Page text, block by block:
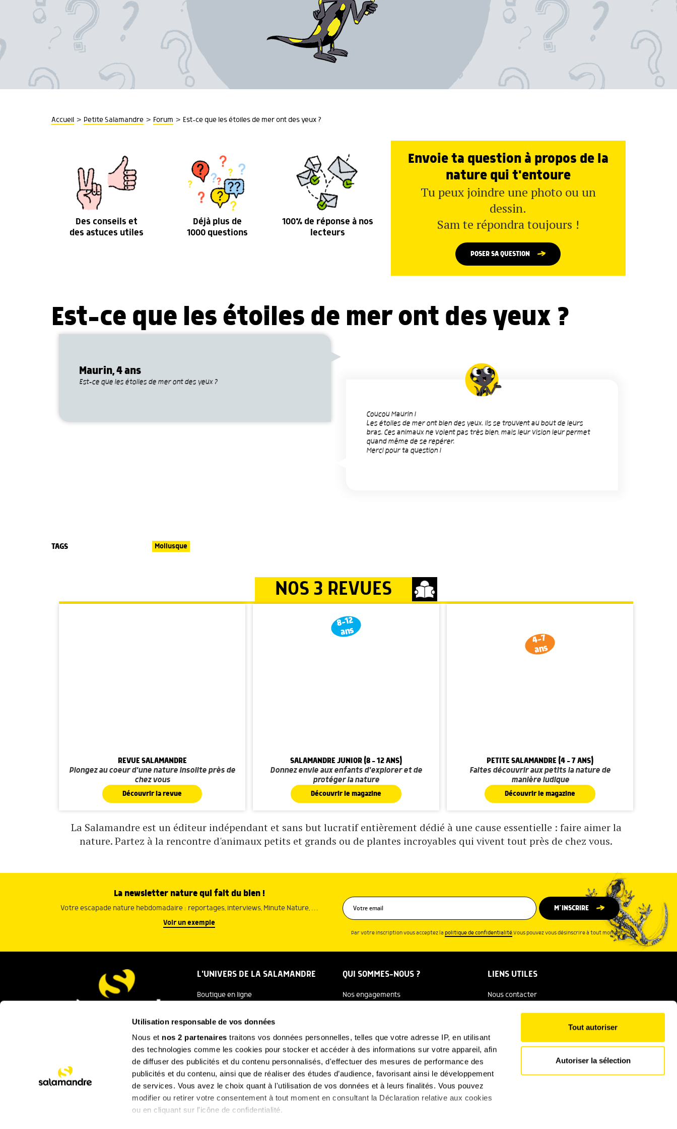
Utilisation responsable de vos données
Nous et nos 2 partenaires traitons vos données personnelles, telles que votre adresse IP, en utilisant
des technologies comme les cookies pour stocker et accéder à des informations sur votre appareil, afin
de diffuser des publicités et du contenu personnalisés, d'effectuer des mesures de performance des
publicités et du contenu, ainsi que de réaliser des études d’audience, favorisant ainsi le développement
de services. Vous avez le choix quant à l'utilisation de vos données et à leurs finalités. Vous pouvez
modifier ou retirer votre consentement à tout moment en consultant la Déclaration relative aux cookies
ou en cliquant sur l'icône de confidentialité.
Tout autoriser
Autoriser la sélection
Accueil > Petite Salamandre > Forum > Est-ce que les étoiles de mer ont des yeux ?
Des conseils et
des astuces utiles
Déjà plus de
1000 questions
100% de réponse à nos
lecteurs
Envoie ta question à propos de la
nature qui t'entoure
Tu peux joindre une photo ou un
dessin.
Sam te répondra toujours !
POSER SA QUESTION
Est-ce que les étoiles de mer ont des yeux ?
Maurin, 4 ans
Est-ce que les étoiles de mer ont des yeux ?
Coucou Maurin !
Les étoiles de mer ont bien des yeux. Ils se trouvent au bout de leurs
bras. Ces animaux ne voient pas très bien, mais leur vision leur permet
quand même de se repérer.
Merci pour ta question !
TAGS Mollusque
NOS 3 REVUES
REVUE SALAMANDRE
Plongez au coeur d'une nature insolite près de
chez vous
Découvrir la revue
8-12
ans
SALAMANDRE JUNIOR (8 - 12 ANS)
Donnez envie aux enfants d'explorer et de
protéger la nature
Découvrir le magazine
4-7
ans
PETITE SALAMANDRE (4 - 7 ANS)
Faites découvrir aux petits la nature de
manière ludique
Découvrir le magazine
La Salamandre est un éditeur indépendant et sans but lucratif entièrement dédié à une cause essentielle : faire aimer la
nature. Partez à la rencontre d'animaux petits et grands ou de plantes incroyables qui vivent tout près de chez vous.
La newsletter nature qui fait du bien !
Votre escapade nature hebdomadaire : reportages, interviews, Minute Nature, …
Voir un exemple
M’INSCRIRE
Par votre inscription vous acceptez lapolitique de confidentialité.Vous pouvez vous désinscrire à tout moment.
L'UNIVERS DE LA SALAMANDRE
Boutique en ligne
Festival Salamandre
La Minute Nature
SUIVEZ-NOUS
QUI SOMMES-NOUS ?
Nos engagements
L'équipe
Nous soutenir
FAQ
LIENS UTILES
Nous contacter
Espace presse
Conditions générales d'utilisation
Politique de confidentialité